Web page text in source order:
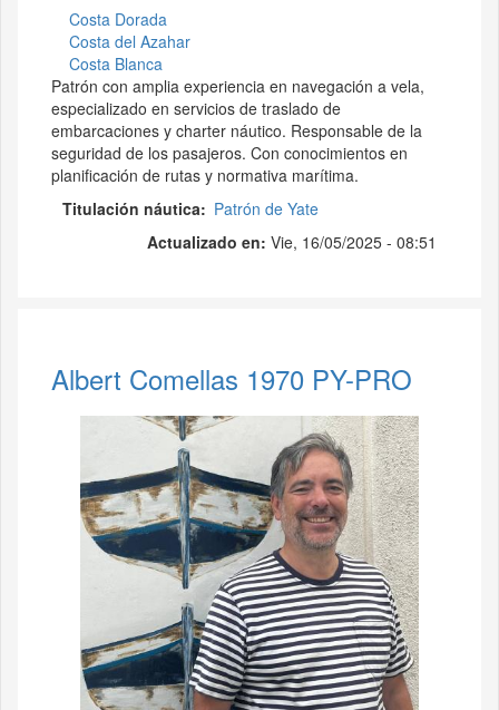
Costa Dorada
Costa del Azahar
Costa Blanca
Patrón con amplia experiencia en navegación a vela,
especializado en servicios de traslado de
embarcaciones y charter náutico. Responsable de la
seguridad de los pasajeros. Con conocimientos en
planificación de rutas y normativa marítima.
Titulación náutica
Patrón de Yate
Actualizado en: Vie, 16/05/2025 - 08:51
Albert Comellas 1970 PY-PRO